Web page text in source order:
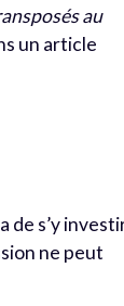
au
un article
de s’y
ne peut